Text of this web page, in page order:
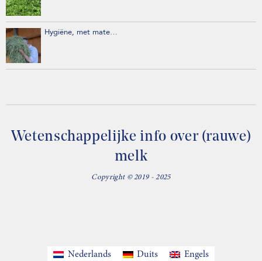
Hygiëne, met mate…
Wetenschappelijke info over (rauwe)
melk
Copyright © 2019 - 2025
Nederlands Duits Engels